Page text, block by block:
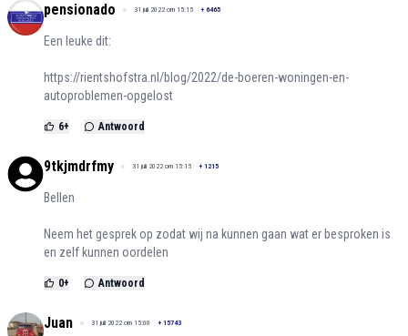
pensionado 31 juli 2022 om 15:15 + 6465
Een leuke dit:
https://rientshofstra.nl/blog/2022/de-boeren-woningen-en-
autoproblemen-opgelost
6+ Antwoord
9tkjmdrfmy 31 juli 2022 om 15:15 + 1215
Bellen
Neem het gesprek op zodat wij na kunnen gaan wat er besproken is
en zelf kunnen oordelen
0+ Antwoord
Juan 31 juli 2022 om 15:00 + 15743